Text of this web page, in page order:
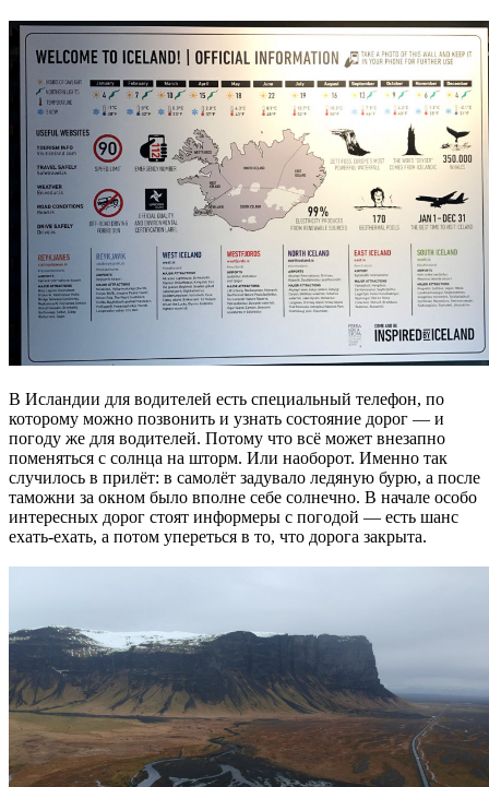
В Исландии для водителей есть специальный телефон, по
которому можно позвонить и узнать состояние дорог — и
погоду же для водителей. Потому что всё может внезапно
поменяться с солнца на шторм. Или наоборот. Именно так
случилось в прилёт: в самолёт задувало ледяную бурю, а после
таможни за окном было вполне себе солнечно. В начале особо
интересных дорог стоят информеры с погодой — есть шанс
ехать-ехать, а потом упереться в то, что дорога закрыта.